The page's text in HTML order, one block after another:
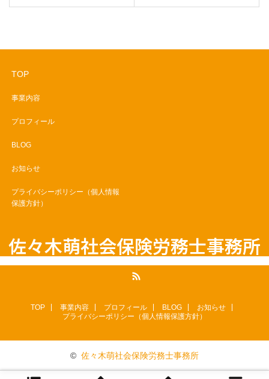
TOP
事業内容
プロフィール
BLOG
お知らせ
プライバシーポリシー（個人情報
保護方針）
佐々木萌社会保険労務士事務所
TOP 事業内容 プロフィール BLOG
お知らせ
プライバシーポリシー（個人情報保護方針）
© 佐々木萌社会保険労務士事務所